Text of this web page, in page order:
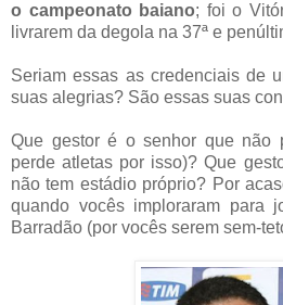
o campeonato baiano; foi o
livrarem da degola na 37ª e
Seriam essas as credenciais de
suas alegrias? São essas suas
Que gestor é o senhor que não
perde atletas por isso)? Que
não tem estádio próprio? Por
quando vocês imploraram para
Barradão (por vocês serem sem-